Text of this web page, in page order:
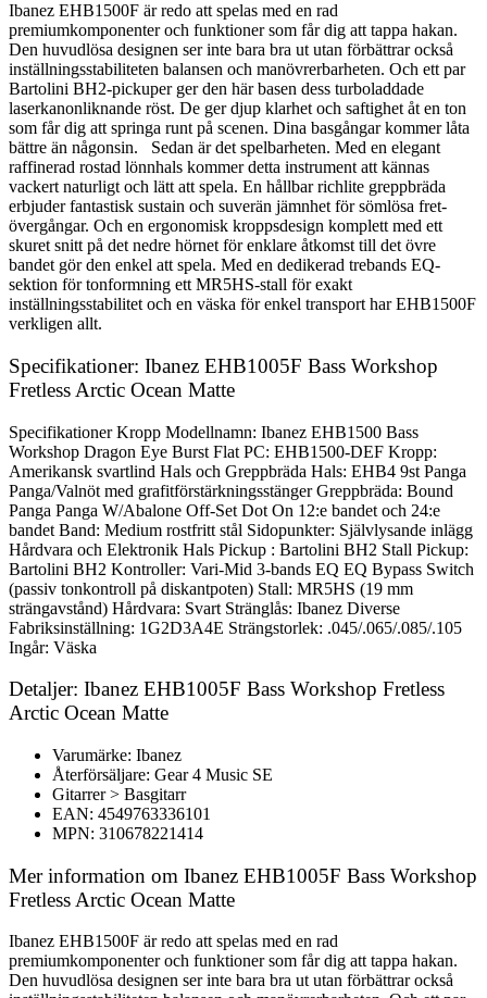
Ibanez EHB1500F är redo att spelas med en rad
premiumkomponenter och funktioner som får dig att tappa hakan.
Den huvudlösa designen ser inte bara bra ut utan förbättrar också
inställningsstabiliteten balansen och manövrerbarheten. Och ett par
Bartolini BH2-pickuper ger den här basen dess turboladdade
laserkanonliknande röst. De ger djup klarhet och saftighet åt en ton
som får dig att springa runt på scenen. Dina basgångar kommer låta
bättre än någonsin. Sedan är det spelbarheten. Med en elegant
raffinerad rostad lönnhals kommer detta instrument att kännas
vackert naturligt och lätt att spela. En hållbar richlite greppbräda
erbjuder fantastisk sustain och suverän jämnhet för sömlösa fret-
övergångar. Och en ergonomisk kroppsdesign komplett med ett
skuret snitt på det nedre hörnet för enklare åtkomst till det övre
bandet gör den enkel att spela. Med en dedikerad trebands EQ-
sektion för tonformning ett MR5HS-stall för exakt
inställningsstabilitet och en väska för enkel transport har EHB1500F
verkligen allt.
Specifikationer: Ibanez EHB1005F Bass Workshop
Fretless Arctic Ocean Matte
Specifikationer Kropp Modellnamn: Ibanez EHB1500 Bass
Workshop Dragon Eye Burst Flat PC: EHB1500-DEF Kropp:
Amerikansk svartlind Hals och Greppbräda Hals: EHB4 9st Panga
Panga/Valnöt med grafitförstärkningsstänger Greppbräda: Bound
Panga Panga W/Abalone Off-Set Dot On 12:e bandet och 24:e
bandet Band: Medium rostfritt stål Sidopunkter: Självlysande inlägg
Hårdvara och Elektronik Hals Pickup : Bartolini BH2 Stall Pickup:
Bartolini BH2 Kontroller: Vari-Mid 3-bands EQ EQ Bypass Switch
(passiv tonkontroll på diskantpoten) Stall: MR5HS (19 mm
strängavstånd) Hårdvara: Svart Stränglås: Ibanez Diverse
Fabriksinställning: 1G2D3A4E Strängstorlek: .045/.065/.085/.105
Ingår: Väska
Detaljer: Ibanez EHB1005F Bass Workshop Fretless
Arctic Ocean Matte
Varumärke: Ibanez
Återförsäljare: Gear 4 Music SE
Gitarrer > Basgitarr
EAN: 4549763336101
MPN: 310678221414
Mer information om Ibanez EHB1005F Bass Workshop
Fretless Arctic Ocean Matte
Ibanez EHB1500F är redo att spelas med en rad
premiumkomponenter och funktioner som får dig att tappa hakan.
Den huvudlösa designen ser inte bara bra ut utan förbättrar också